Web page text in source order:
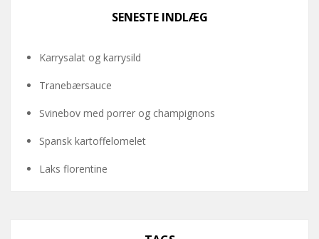
SENESTE INDLÆG
Karrysalat og karrysild
Tranebærsauce
Svinebov med porrer og champignons
Spansk kartoffelomelet
Laks florentine